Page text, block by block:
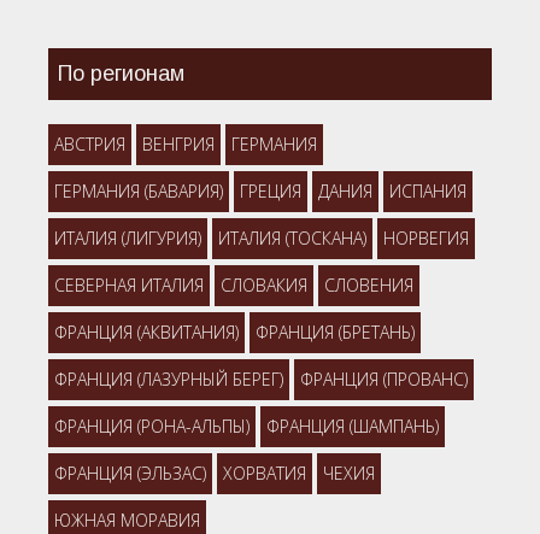
По регионам
АВСТРИЯ ВЕНГРИЯ ГЕРМАНИЯ
ГЕРМАНИЯ (БАВАРИЯ) ГРЕЦИЯ ДАНИЯ ИСПАНИЯ
ИТАЛИЯ (ЛИГУРИЯ) ИТАЛИЯ (ТОСКАНА) НОРВЕГИЯ
СЕВЕРНАЯ ИТАЛИЯ СЛОВАКИЯ СЛОВЕНИЯ
ФРАНЦИЯ (АКВИТАНИЯ) ФРАНЦИЯ (БРЕТАНЬ)
ФРАНЦИЯ (ЛАЗУРНЫЙ БЕРЕГ) ФРАНЦИЯ (ПРОВАНС)
ФРАНЦИЯ (РОНА-АЛЬПЫ) ФРАНЦИЯ (ШАМПАНЬ)
ФРАНЦИЯ (ЭЛЬЗАС) ХОРВАТИЯ ЧЕХИЯ
ЮЖНАЯ МОРАВИЯ